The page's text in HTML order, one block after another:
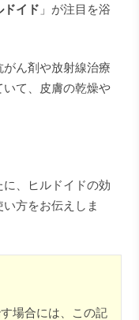
ドイド 」が注目を浴
ん剤や放射線治療
て、皮膚の乾燥や
、ヒルドイドの効
方をお伝えしま
場合には、この記